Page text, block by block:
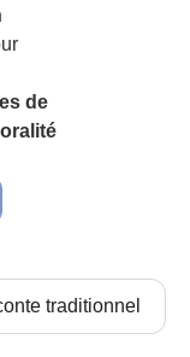
de
traditionnel